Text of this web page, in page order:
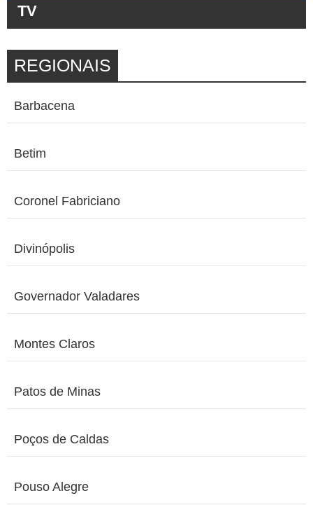
TV
REGIONAIS
Barbacena
Betim
Coronel Fabriciano
Divinópolis
Governador Valadares
Montes Claros
Patos de Minas
Poços de Caldas
Pouso Alegre